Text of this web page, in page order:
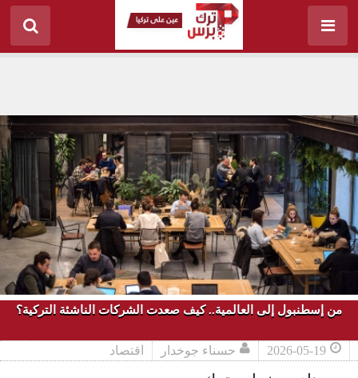
من إسطنبول إلى العالمية.. كيف صعدت الشركات الناشئة التركية؟
2026-05-19 حسناء جوخدار اقتصاد